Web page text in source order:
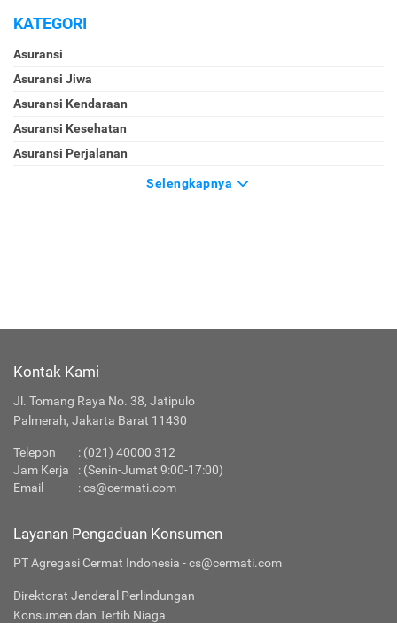
KATEGORI
Asuransi
Asuransi Jiwa
Asuransi Kendaraan
Asuransi Kesehatan
Asuransi Perjalanan
Selengkapnya
Kontak Kami
Jl. Tomang Raya No. 38, Jatipulo
Palmerah, Jakarta Barat 11430
Telepon : (021) 40000 312
Jam Kerja
: (Senin-Jumat 9:00-17:00)
Email
:cs@cermati.com
Layanan Pengaduan Konsumen
PT Agregasi Cermat Indonesia - cs@cermati.com
Direktorat Jenderal Perlindungan
Konsumen dan Tertib Niaga